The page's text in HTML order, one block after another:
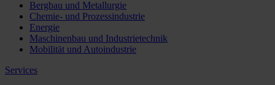
Bergbau und Metallurgie
Chemie- und Prozessindustrie
Energie
Maschinenbau und Industrietechnik
Mobilität und Autoindustrie
Services